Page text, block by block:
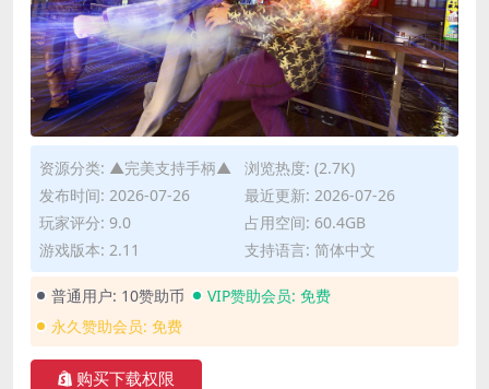
资源分类: ▲完美支持手柄▲
浏览热度: (2.7K)
发布时间: 2026-07-26
最近更新: 2026-07-26
玩家评分: 9.0
占用空间: 60.4GB
游戏版本: 2.11
支持语言: 简体中文
普通用户: 10赞助币 VIP赞助会员: 免费
永久赞助会员: 免费
购买下载权限